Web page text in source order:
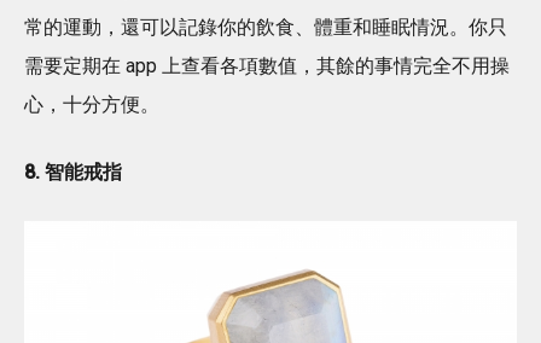
常的運動，還可以記錄你的飲食、體重和睡眠情況。你只
需要定期在 app 上查看各項數值，其餘的事情完全不用操
心，十分方便。
8. 智能戒指